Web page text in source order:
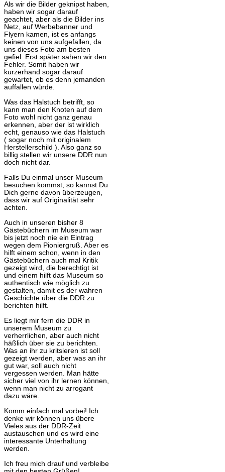
Als wir die Bilder geknipst haben,
haben wir sogar darauf
geachtet, aber als die Bilder ins
Netz, auf Werbebanner und
Flyern kamen, ist es anfangs
keinen von uns aufgefallen, da
uns dieses Foto am besten
gefiel. Erst später sahen wir den
Fehler. Somit haben wir
kurzerhand sogar darauf
gewartet, ob es denn jemanden
auffallen würde.
Was das Halstuch betrifft, so
kann man den Knoten auf dem
Foto wohl nicht ganz genau
erkennen, aber der ist wirklich
echt, genauso wie das Halstuch
( sogar noch mit originalem
Herstellerschild ). Also ganz so
billig stellen wir unsere DDR nun
doch nicht dar.
Falls Du einmal unser Museum
besuchen kommst, so kannst Du
Dich gerne davon überzeugen,
dass wir auf Originalität sehr
achten.
Auch in unseren bisher 8
Gästebüchern im Museum war
bis jetzt noch nie ein Eintrag
wegen dem Pioniergruß. Aber es
hilft einem schon, wenn in den
Gästebüchern auch mal Kritik
gezeigt wird, die berechtigt ist
und einem hilft das Museum so
authentisch wie möglich zu
gestalten, damit es der wahren
Geschichte über die DDR zu
berichten hilft.
Es liegt mir fern die DDR in
unserem Museum zu
verherrlichen, aber auch nicht
häßlich über sie zu berichten.
Was an ihr zu kritsieren ist soll
gezeigt werden, aber was an ihr
gut war, soll auch nicht
vergessen werden. Man hätte
sicher viel von ihr lernen können,
wenn man nicht zu arrogant
dazu wäre.
Komm einfach mal vorbei! Ich
denke wir können uns übere
Vieles aus der DDR-Zeit
austauschen und es wird eine
interessante Unterhaltung
werden.
Ich freu mich drauf und verbleibe